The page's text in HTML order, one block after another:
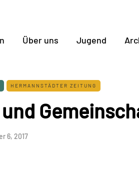
Über uns Jugend
HERMANNSTÄDTER ZEITUNG
6, 2017